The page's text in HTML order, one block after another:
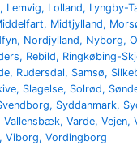
, Lemvig, Lolland, Lyngby-
, Midtjylland,
, Nordjylland, Nyborg,
, Rebild, Ringkøbing-
, Rudersdal, Samsø,
, Slagelse, Solrød,
, Syddanmark,
Vallensbæk,Varde,Vejen,
,Viborg,Vordingborg